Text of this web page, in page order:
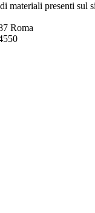
materiali presenti sul
Roma